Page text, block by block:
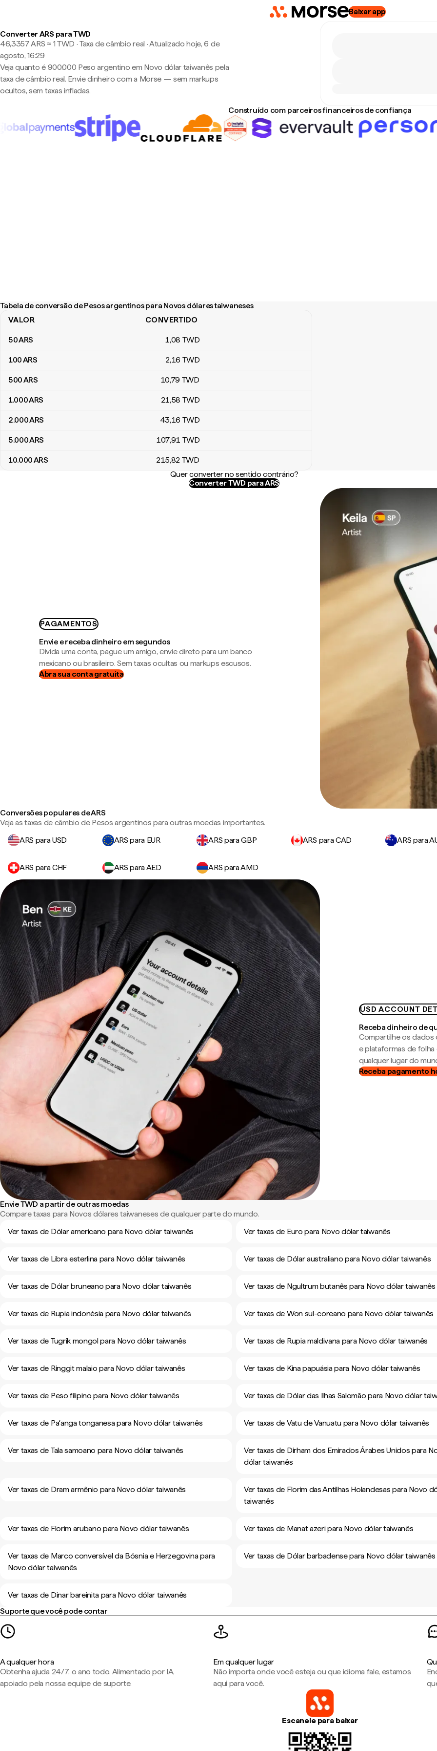
Baixar app
Converter ARS para TWD
46,3357 ARS ≈ 1 TWD · Taxa de câmbio real ·Atualizado hoje, 6 de
agosto, 16:29
Veja quanto é 900.000 Peso argentino em Novo dólar taiwanês pela
taxa de câmbio real. Envie dinheiro com a Morse — sem markups
ocultos, sem taxas infladas.
Construído com parceiros financeiros de confiança
Tabela de conversão de Pesos argentinos para Novos dólares taiwaneses
Tabela de conversão de Pesos argentinos para Novos dólares taiwaneses
VALOR CONVERTIDO
50ARS 1,08 TWD
100ARS 2,16 TWD
500ARS 10,79 TWD
1.000ARS 21,58 TWD
2.000ARS 43,16 TWD
5.000ARS 107,91 TWD
10.000ARS 215,82 TWD
Quer converter no sentido contrário?
Converter TWD para ARS
PAGAMENTOS
Envie e receba dinheiro em segundos
Divida uma conta, pague um amigo, envie direto para um banco
mexicano ou brasileiro. Sem taxas ocultas ou markups escusos.
Abra sua conta gratuita
Conversões populares de ARS
Veja as taxas de câmbio de Pesos argentinos para outras moedas importantes.
ARS para USD
ARS para EUR ARS para GBP ARS para CAD ARS para
ARS para CHF ARS para AED ARS para AMD
USD ACCOUNT
Receba dinheiro de
Compartilhe os dados
e plataformas de
qualquer lugar do
Receba pagamento
Envie TWD a partir de outras moedas
Compare taxas para Novos dólares taiwaneses de qualquer parte do mundo.
Ver taxas de Dólar americano para Novo dólar taiwanês
Ver taxas de Euro para Novo dólar taiwanês
Ver taxas de Libra esterlina para Novo dólar taiwanês Ver taxas de Dólar australiano para Novo dólar taiwanês
Ver taxas de Dólar bruneano para Novo dólar taiwanês Ver taxas de Ngultrum butanês para Novo dólar taiwanês
Ver taxas de Rupia indonésia para Novo dólar taiwanês Ver taxas de Won sul-coreano para Novo dólar taiwanês
Ver taxas de Tugrik mongol para Novo dólar taiwanês Ver taxas de Rupia maldivana para Novo dólar taiwanês
Ver taxas de Ringgit malaio para Novo dólar taiwanês Ver taxas de Kina papuásia para Novo dólar taiwanês
Ver taxas de Peso filipino para Novo dólar taiwanês Ver taxas de Dólar das Ilhas Salomão para Novo dólar
Ver taxas de Paʻanga tonganesa para Novo dólar taiwanês Ver taxas de Vatu de Vanuatu para Novo dólar taiwanês
Ver taxas de Tala samoano para Novo dólar taiwanês
Ver taxas de Dirham dos Emirados Árabes Unidos para
dólar taiwanês
Ver taxas de Dram armênio para Novo dólar taiwanês
Ver taxas de Florim das Antilhas Holandesas para Novo
taiwanês
Ver taxas de Florim arubano para Novo dólar taiwanês Ver taxas de Manat azeri para Novo dólar taiwanês
Ver taxas de Marco conversível da Bósnia e Herzegovina para
Novo dólar taiwanês
Ver taxas de Dólar barbadense para Novo dólar taiwanês
Ver taxas de Dinar bareinita para Novo dólar taiwanês
Suporte que você pode contar
A qualquer hora
Obtenha ajuda 24/7, o ano todo. Alimentado por IA,
apoiado pela nossa equipe de suporte.
Em qualquer lugar
Não importa onde você esteja ou que idioma fale, estamos
aqui para você.
Escaneie para baixar